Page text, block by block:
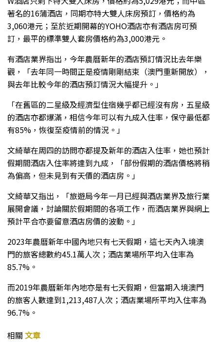
著名的16蒲酒店，同期亦特大雙人床房預訂，價格約為
3,060港元；至於近期開幕的YOHO酒店亦有酒店房可預
訂，最平的標準雙人套房價格約為3,000港元。
有酒店業界指出，今年農曆新年的酒店預訂情況比去年樂
觀，「去年同一時間正是疫情剛剛結束（澳門重新開放），
與去年比較今年的酒店預訂情況大幅提升。」
「在舊區的二星級及經濟型住宿幾乎都已經沒有房，五星級
的酒店亦都爆滿，相信今年可以有九成入住率，保守最低都
有85%，恢復至疫情前的情況。」
文綺華在周四的訪問亦都提及新年的酒店入住率，她也預計
假期間酒店入住率將達到九成，「部份假期的酒店價格將稍
為偏高，但未見到有天價的酒店房。」
文綺華又指出，「旅遊局今年一月已經與酒店業界及旅行業
展開會議，討論關於假期間的各項工作，而酒店業界與網上
預計平合亦要留意酒店房價的波動。」
2023年農曆新年中國內地只有七天假期，這七天內入境澳
門的旅客總數約45.1萬人次；酒店業場所平均入住率為
85.7%。
而2019年農曆新年內地亦是有七天假期，但當期入境澳門
的旅客人數達到1,213,487人次；酒店業場所平均入住率為
96.7%。
相關 文章